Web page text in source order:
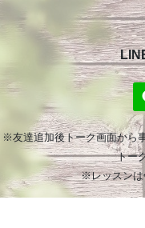
※友達追加後トーク画面から
トー
※レッスンは